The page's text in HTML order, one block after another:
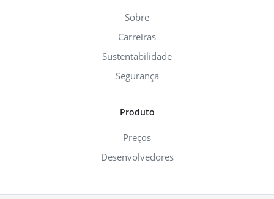
Sobre
Carreiras
Sustentabilidade
Segurança
Produto
Preços
Desenvolvedores